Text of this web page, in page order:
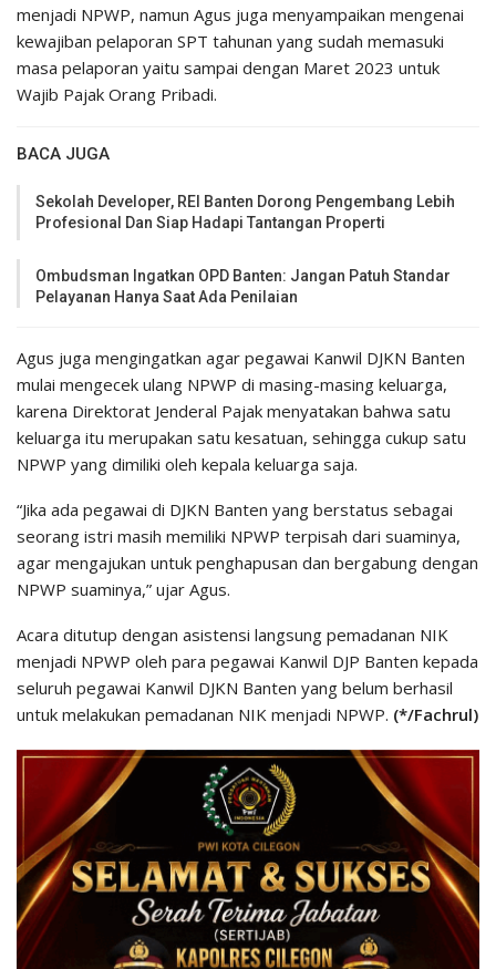
menjadi NPWP, namun Agus juga menyampaikan mengenai
kewajiban pelaporan SPT tahunan yang sudah memasuki
masa pelaporan yaitu sampai dengan Maret 2023 untuk
Wajib Pajak Orang Pribadi.
BACA JUGA
Sekolah Developer, REI Banten Dorong Pengembang Lebih
Profesional Dan Siap Hadapi Tantangan Properti
Ombudsman Ingatkan OPD Banten: Jangan Patuh Standar
Pelayanan Hanya Saat Ada Penilaian
Agus juga mengingatkan agar pegawai Kanwil DJKN Banten
mulai mengecek ulang NPWP di masing-masing keluarga,
karena Direktorat Jenderal Pajak menyatakan bahwa satu
keluarga itu merupakan satu kesatuan, sehingga cukup satu
NPWP yang dimiliki oleh kepala keluarga saja.
“Jika ada pegawai di DJKN Banten yang berstatus sebagai
seorang istri masih memiliki NPWP terpisah dari suaminya,
agar mengajukan untuk penghapusan dan bergabung dengan
NPWP suaminya,” ujar Agus.
Acara ditutup dengan asistensi langsung pemadanan NIK
menjadi NPWP oleh para pegawai Kanwil DJP Banten kepada
seluruh pegawai Kanwil DJKN Banten yang belum berhasil
untuk melakukan pemadanan NIK menjadi NPWP. (*/Fachrul)